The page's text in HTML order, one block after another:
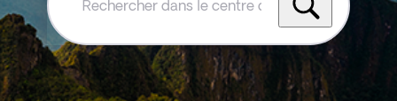
Rechercher
le
centre
d'aide
Exoticca